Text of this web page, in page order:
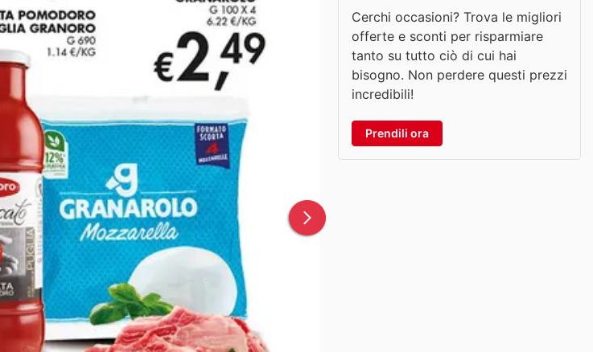
Cerchi occasioni? Trova le migliori
offerte e sconti per risparmiare
tanto su tutto ciò di cui hai
bisogno. Non perdere questi prezzi
incredibili!
Prendili ora